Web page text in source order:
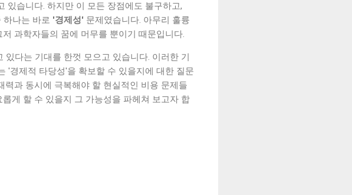
있습니다. 하지만 이 모든 장점에도 불구하고,
하나는 바로 '경제성' 문제였습니다. 아무리 훌륭
과학자들의 꿈에 머무를 뿐이기 때문입니다.
다는 기대를 한껏 모으고 있습니다. 이러한 기
'경제적 타당성'을 확보할 수 있을지에 대한 질문
과 동시에 극복해야 할 현실적인 비용 문제들
게 할 수 있을지 그 가능성을 파헤쳐 보고자 합